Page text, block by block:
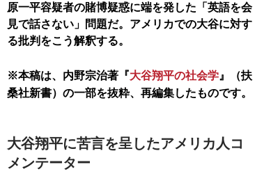
原一平容疑者の賭博疑惑に端を発した「英語を会
見で話さない」問題だ。アメリカでの大谷に対す
る批判をこう解釈する。
※本稿は、内野宗治著『大谷翔平の社会学 』（扶
桑社新書）の一部を抜粋、再編集したものです。
大谷翔平に苦言を呈したアメリカ人コ
メンテーター